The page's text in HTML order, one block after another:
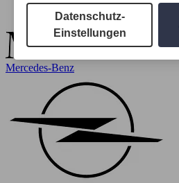
Mercedes-Benz
Datenschutz-
Einstellungen